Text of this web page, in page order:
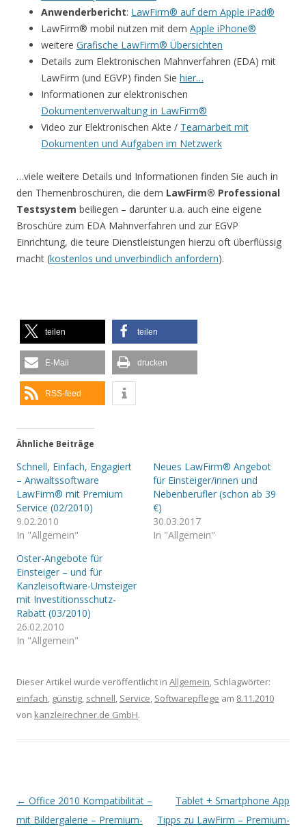
Anwenderbericht: LawFirm® auf dem Apple iPad®
LawFirm® mobil nutzen mit dem Apple iPhone®
weitere Grafische LawFirm® Übersichten
Details zum Elektronischen Mahnverfahren (EDA) mit
LawFirm (und EGVP) finden Sie hier…
Informationen zur elektronischen
Dokumentenverwaltung in LawFirm®
Video zur Elektronischen Akte / Teamarbeit mit
Dokumenten und Aufgaben im Netzwerk
…viele weitere Details und Informationen finden Sie auch in
den Themenbroschüren, die dem LawFirm® Professional
Testsystem beiliegen – darunter u.a. auch eine eigene
Broschüre zum EDA Mahnverfahren und zur EGVP
Einrichtung, die teure Dienstleistungen hierzu oft überflüssig
macht (kostenlos und unverbindlich anfordern).
teilen teilen
E-Mail drucken
RSS-feed
Ähnliche Beiträge
Schnell, Einfach, Engagiert
– Anwaltssoftware
LawFirm® mit Premium
Service (02/2010)
9.02.2010
In "Allgemein"
Neues LawFirm® Angebot
für Einsteiger/innen und
Nebenberufler (schon ab 39
€)
30.03.2017
In "Allgemein"
Oster-Angebote für
Einsteiger – und für
Kanzleisoftware-Umsteiger
mit Investitionsschutz-
Rabatt (03/2010)
26.02.2010
In "Allgemein"
Dieser Artikel wurde veröffentlicht in Allgemein, Schlagwörter:
einfach, günstig, schnell, Service, Softwarepflege am 8.11.2010
von kanzleirechner.de GmbH.
Artikel-Navigation
← Office 2010 Kompatibilität –
mit Bildergalerie – Premium-
Tablet + Smartphone App
Tipps zu LawFirm – Premium-